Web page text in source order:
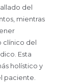
del
mientras
clínico del
Esta
holístico y
paciente.